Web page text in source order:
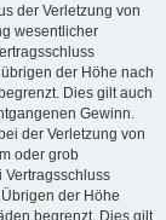
der Verletzung von
wesentlicher
der Höhe nach
Dies gilt auch
Gewinn.
der Verletzung von
oder grob
Vertragsschluss
der Höhe
begrenzt. Dies gilt